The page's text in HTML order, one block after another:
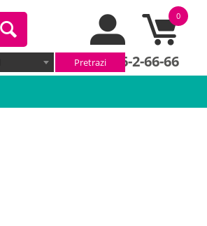
0
066/66-2-66-66